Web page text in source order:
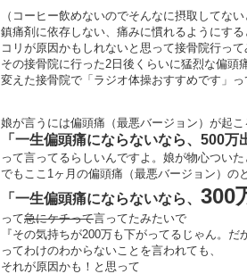
（コーヒー飲めないのでそんなに摂取してな
鎮痛剤に依存しない、痛みに慣れるようにする
コリが原因かもしれないと思って接骨院行って
その接骨院に行った2日後くらいに猛烈な偏頭
変えた接骨院で「ラジオ体操おすすめです」
娘が言うには偏頭痛（最悪バージョン）が起こ
「一生偏頭痛にならないなら、500万
って言ってるらしいんですよ。娘が物心ついた
でもここ1ヶ月の偏頭痛（最悪バージョン）の
「一生偏頭痛にならないなら、 300
って急にケチって言ってたみたいで
『その気持ちが200万も下がってるじゃん。だ
ってわけのわからないことを言われても、
それが原因かも！と思って